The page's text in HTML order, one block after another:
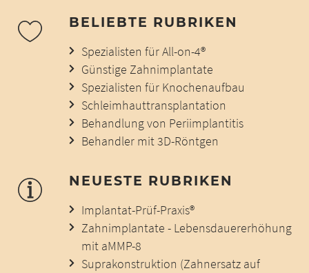
BELIEBTE RUBRIKEN
Spezialisten für All-on-4®
Günstige Zahnimplantate
Spezialisten für Knochenaufbau
Schleimhauttransplantation
Behandlung von Periimplantitis
Behandler mit 3D-Röntgen
NEUESTE RUBRIKEN
Implantat-Prüf-Praxis®
Zahnimplantate - Lebensdauererhöhung
mit aMMP-8
Suprakonstruktion (Zahnersatz auf